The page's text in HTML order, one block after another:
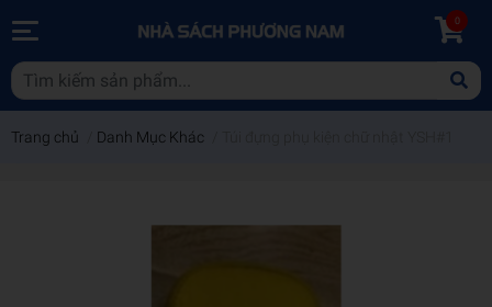
0
Trang chủ Danh Mục Khác